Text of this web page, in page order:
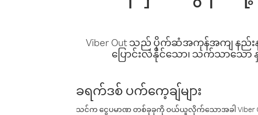
Viber Out သည် ပိုက်ဆံအကုန်အကျ နည်းန
ပြောင်းလဲနိုင်သော၊ သက်သာသော
ခရက်ဒစ် ပက်ကေ့ချ်များ
သင်က ငွေပမာဏ တစ်ခုခုကို ဝယ်ယူလိုက်သောအခါ